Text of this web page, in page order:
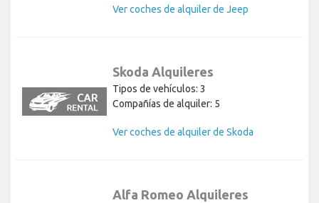
Ver coches de alquiler de Jeep
Skoda Alquileres
Tipos de vehículos: 3
Compañías de alquiler: 5
Ver coches de alquiler de Skoda
Alfa Romeo Alquileres